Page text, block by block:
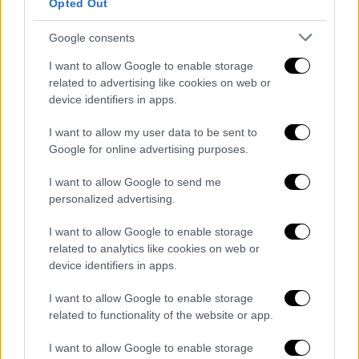
Opted Out
Google consents
I want to allow Google to enable storage
related to advertising like cookies on web or
device identifiers in apps.
I want to allow my user data to be sent to
Google for online advertising purposes.
I want to allow Google to send me
personalized advertising.
I want to allow Google to enable storage
related to analytics like cookies on web or
device identifiers in apps.
I want to allow Google to enable storage
related to functionality of the website or app.
I want to allow Google to enable storage
Καιρός: Γενικά αίθριος. Η ορατότητα τις
πρωινές και τις βραδινές ώρες θα είναι
τοπικά περιορισμένη και θα
σχηματιστούν κατά τόπους ομίχλες.
Ανεμοι: Μεταβλητοί 3 με 4 μποφόρ.
Θερμοκρασία: Από 11 έως 29 βαθμούς
Κελσίου.
Καιρός: Γενικά αίθριος.
Θερμοκρασία: Από 16 έως 26 βαθμούς
Κελσίου.
ΝΗΣΙΑ ΑΝΑΤΟΛΙΚΟΥ ΑΙΓΑΙΟΥ - ΔΩΔΕΚΑΝΗΣΑ
Καιρός: Γενικά αίθριος.
Ανεμοι: Από βόρειες διευθύνσεις 3 με 5